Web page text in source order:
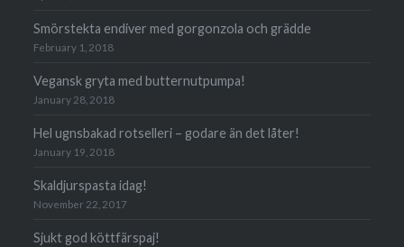
Smörstekta endiver med gorgonzola och grädde
February 1, 2018
Vegansk gryta med butternutpumpa!
January 28, 2018
Hel ugnsbakad rotselleri – godare än det låter!
January 19, 2018
Skaldjurspasta idag!
November 22, 2017
Sjukt god köttfärspaj!